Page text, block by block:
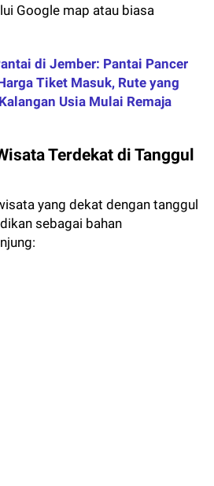
Google map atau biasa
di Jember: Pantai Pancer
Tiket Masuk, Rute yang
Usia Mulai Remaja
Terdekat di Tanggul
yang dekat dengan tanggul
sebagai bahan